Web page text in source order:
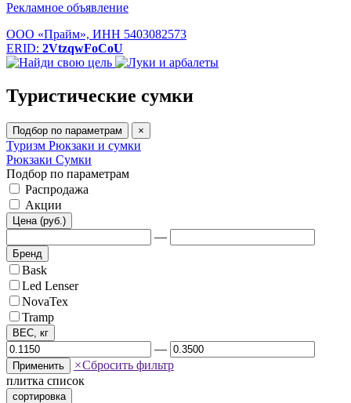
Рекламное объявление
ООО «Прайм», ИНН 5403082573
ERID: 2VtzqwFoCoU
Туристические сумки
Подбор по параметрам ×
Туризм Рюкзаки и сумки
Рюкзаки Сумки
Подбор по параметрам
Распродажа
Акции
Цена (руб.)
—
Бренд
Bask
Led Lenser
NovaTex
Tramp
ВЕС, кг
—
Применить ×Сбросить фильтр
плитка список
сортировка